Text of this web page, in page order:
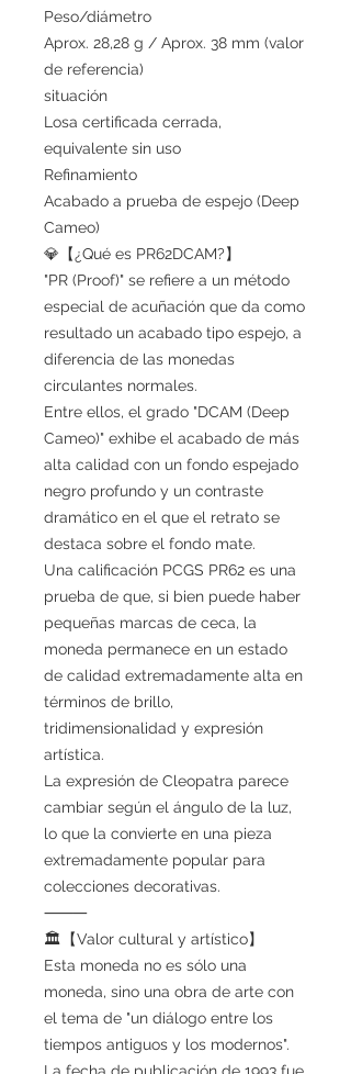
Peso/diámetro
Aprox. 28,28 g / Aprox. 38 mm (valor
de referencia)
situación
Losa certificada cerrada,
equivalente sin uso
Refinamiento
Acabado a prueba de espejo (Deep
Cameo)
💎【¿Qué es PR62DCAM?】
"PR (Proof)" se refiere a un método
especial de acuñación que da como
resultado un acabado tipo espejo, a
diferencia de las monedas
circulantes normales.
Entre ellos, el grado "DCAM (Deep
Cameo)" exhibe el acabado de más
alta calidad con un fondo espejado
negro profundo y un contraste
dramático en el que el retrato se
destaca sobre el fondo mate.
Una calificación PCGS PR62 es una
prueba de que, si bien puede haber
pequeñas marcas de ceca, la
moneda permanece en un estado
de calidad extremadamente alta en
términos de brillo,
tridimensionalidad y expresión
artística.
La expresión de Cleopatra parece
cambiar según el ángulo de la luz,
lo que la convierte en una pieza
extremadamente popular para
colecciones decorativas.
⸻
🏛【Valor cultural y artístico】
Esta moneda no es sólo una
moneda, sino una obra de arte con
el tema de "un diálogo entre los
tiempos antiguos y los modernos".
La fecha de publicación de 1993 fue